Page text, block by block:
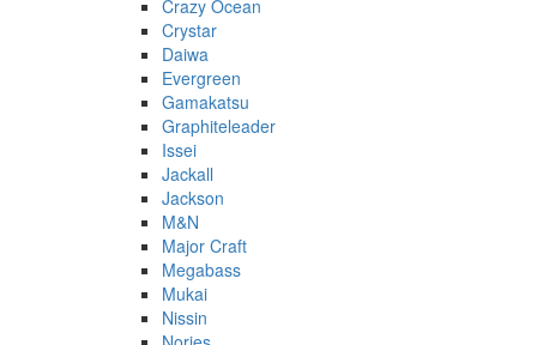
Crazy Ocean
Crystar
Daiwa
Evergreen
Gamakatsu
Graphiteleader
Issei
Jackall
Jackson
M&N
Major Craft
Megabass
Mukai
Nissin